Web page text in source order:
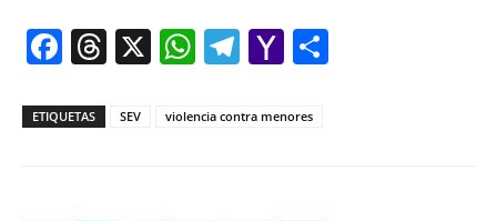
Facebook
Threads
X WhatsApp
Telegram
Yahoo
ETIQUETAS SEV violencia contra menores